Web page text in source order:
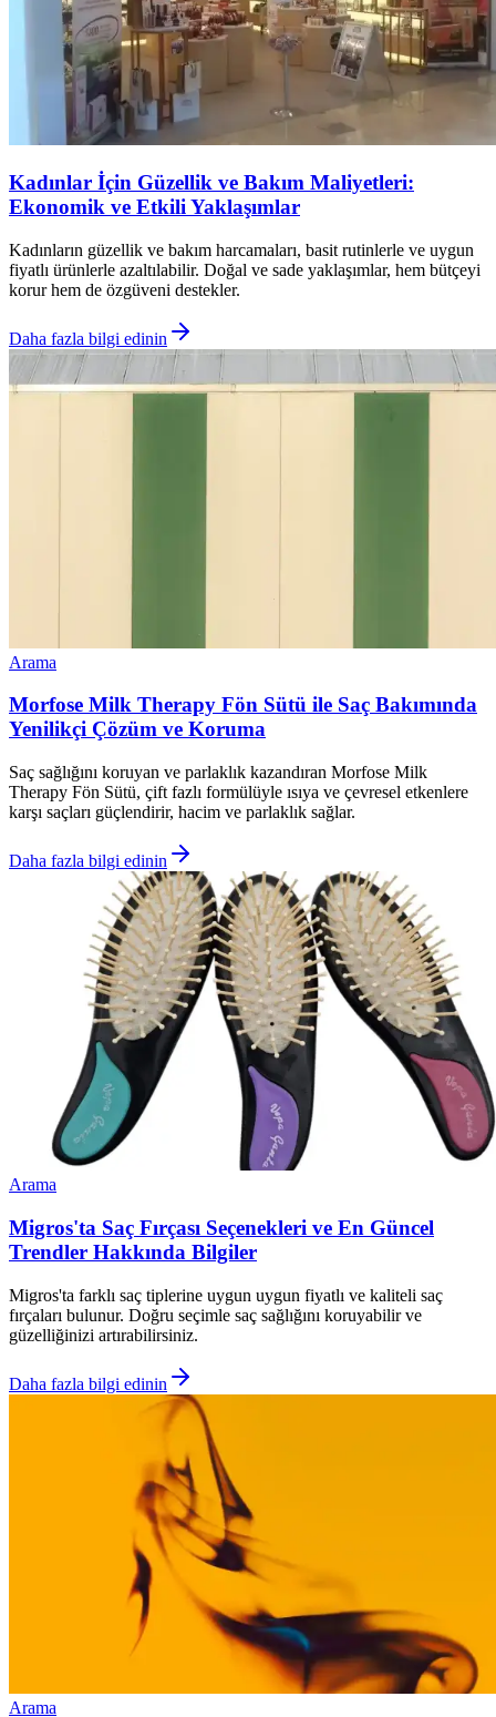
Kadınlar İçin Güzellik ve Bakım Maliyetleri:
Ekonomik ve Etkili Yaklaşımlar
Kadınların güzellik ve bakım harcamaları, basit rutinlerle ve uygun
fiyatlı ürünlerle azaltılabilir. Doğal ve sade yaklaşımlar, hem bütçeyi
korur hem de özgüveni destekler.
Daha fazla bilgi edinin
Arama
Morfose Milk Therapy Fön Sütü ile Saç Bakımında
Yenilikçi Çözüm ve Koruma
Saç sağlığını koruyan ve parlaklık kazandıran Morfose Milk
Therapy Fön Sütü, çift fazlı formülüyle ısıya ve çevresel etkenlere
karşı saçları güçlendirir, hacim ve parlaklık sağlar.
Daha fazla bilgi edinin
Arama
Migros'ta Saç Fırçası Seçenekleri ve En Güncel
Trendler Hakkında Bilgiler
Migros'ta farklı saç tiplerine uygun uygun fiyatlı ve kaliteli saç
fırçaları bulunur. Doğru seçimle saç sağlığını koruyabilir ve
güzelliğinizi artırabilirsiniz.
Daha fazla bilgi edinin
Arama